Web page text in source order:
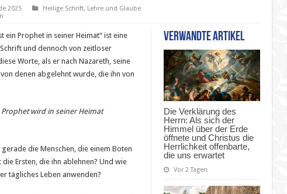
2025 Heilige Schrift, Lehre und Glaube
Verwandte Artikel
Die Verklärung des
Herrn: Als sich der
Himmel über der Erde
öffnete und Christus die
Herrlichkeit offenbarte,
die uns erwartet
Vor 2 Tagen
ein Prophet in seiner Heimat“ ist eine
und dennoch von zeitloser
Worte, als er nach Nazareth, seine
denen abgelehnt wurde, die ihn von
Prophet wird in seiner Heimat
die Menschen, die einem Boten
Ersten, die ihn ablehnen? Und wie
tägliches Leben anwenden?